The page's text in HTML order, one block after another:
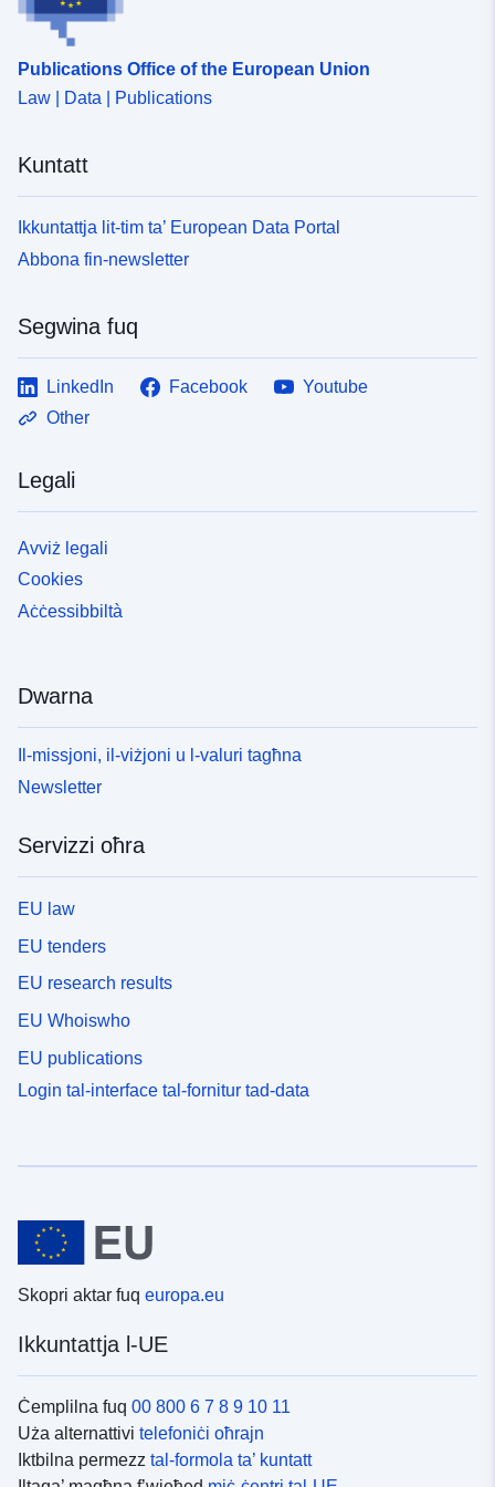
uriRef:
Publications Office of the European Union
Law | Data | Publications
Kuntatt
Ikkuntattja lit-tim ta’ European Data Portal
Abbona fin-newsletter
Segwina fuq
LinkedIn Facebook
Youtube
Other
Legali
Avviż legali
Cookies
Aċċessibbiltà
Dwarna
Il-missjoni, il-viżjoni u l-valuri tagħna
Newsletter
Servizzi oħra
EU law
EU tenders
EU research results
EU Whoiswho
EU publications
Login tal-interface tal-fornitur tad-data
Skopri aktar fuq europa.eu
Ikkuntattja l-UE
Ċemplilna fuq 00 800 6 7 8 9 10 11
Uża alternattivi telefoniċi oħrajn
Iktbilna permezz tal-formola ta’ kuntatt